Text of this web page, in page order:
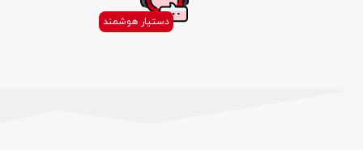
دستیار هوشمند